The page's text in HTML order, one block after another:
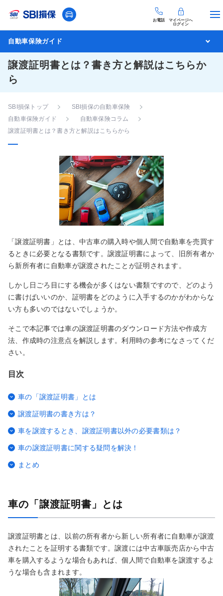
お電話
マイページへ
ログイン
自動車保険ガイド
譲渡証明書とは？書き方と解説はこちらか
ら
SBI損保トップ
SBI損保の自動車保険
自動車保険ガイド
自動車保険コラム
譲渡証明書とは？書き方と解説はこちらから
「譲渡証明書」とは、中古車の購入時や個人間で自動車を売買す
るときに必要となる書類です。譲渡証明書によって、旧所有者か
ら新所有者に自動車が譲渡されたことが証明されます。
しかし日ごろ目にする機会が多くはない書類ですので、どのよう
に書けばいいのか、証明書をどのように入手するのかがわからな
い方も多いのではないでしょうか。
そこで本記事では車の譲渡証明書のダウンロード方法や作成方
法、作成時の注意点を解説します。利用時の参考になさってくだ
さい。
目次
車の「譲渡証明書」とは
譲渡証明書の書き方は？
車を譲渡するとき、譲渡証明書以外の必要書類は？
車の譲渡証明書に関する疑問を解決！
まとめ
車の「譲渡証明書」とは
譲渡証明書とは、以前の所有者から新しい所有者に自動車が譲渡
されたことを証明する書類です。譲渡には中古車販売店から中古
車を購入するような場合もあれば、個人間で自動車を譲渡するよ
うな場合も含まれます。